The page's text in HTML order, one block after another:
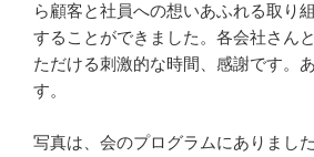
ら顧客と社員への想いあふれる取り
することができました。各会社さん
ただける刺激的な時間、感謝です。
す。
写真は、会のプログラムにありました